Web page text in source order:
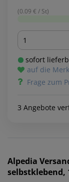
(0.09 € / St)
Menge
sofort
auf die
Frage zum
3 Angebote
Alpedia
selbstklebend,